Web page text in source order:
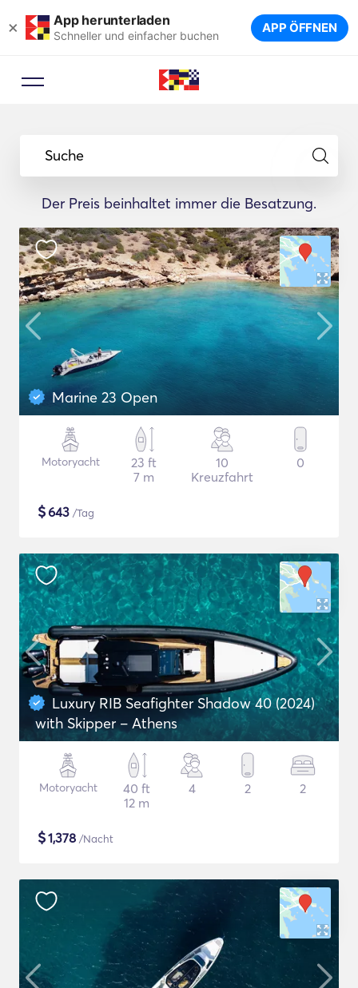
× App herunterladen
Schneller und einfacher buchen APP ÖFFNEN
Suche
Der Preis beinhaltet immer die Besatzung.
Marine 23 Open
Motoryacht
23 ft
7 m
10
Kreuzfahrt
0
$643 /Tag
Luxury RIB Seafighter Shadow 40 (2024)
with Skipper – Athens
Motoryacht
40 ft
12 m
4 2 2
$1,378 /Nacht